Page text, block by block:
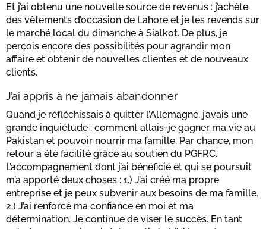
Et j’ai obtenu une nouvelle source de revenus : j’achète
des vêtements d’occasion de Lahore et je les revends sur
le marché local du dimanche à Sialkot. De plus, je
perçois encore des possibilités pour agrandir mon
affaire et obtenir de nouvelles clientes et de nouveaux
clients.
J’ai appris à ne jamais abandonner
Quand je réfléchissais à quitter l’Allemagne, j’avais une
grande inquiétude : comment allais-je gagner ma vie au
Pakistan et pouvoir nourrir ma famille. Par chance, mon
retour a été facilité grâce au soutien du PGFRC.
L’accompagnement dont j’ai bénéficié et qui se poursuit
m’a apporté deux choses : 1.) J’ai créé ma propre
entreprise et je peux subvenir aux besoins de ma famille.
2.) J’ai renforcé ma confiance en moi et ma
détermination. Je continue de viser le succès. En tant